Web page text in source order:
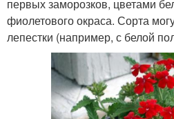
первых заморозков, цветами
фиолетового окраса. Сорта
лепестки (например, с белой